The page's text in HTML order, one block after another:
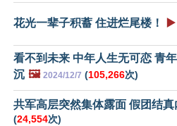
花光一辈子积蓄 住进烂尾楼！ ▶️
看不到未来 中年人生无可恋 青
沉 🖼️ 2024/12/7 (105,266次)
共军高层突然集体露面 假团结
(24,554次)